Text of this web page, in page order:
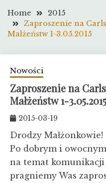
Home
2015
Zaproszenie na
Małżeństw 1-3.05.2015
Nowości
Zaproszenie na
Małżeństw 1-3.05.2015
2015-03-19
Drodzy Małżonkowie!
Po dobrym i
na temat komunikacji
pragniemy Was